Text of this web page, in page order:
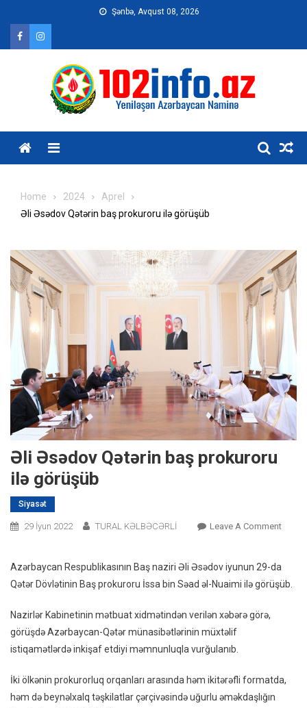
content
Şənbə, Avqust 08, 2026
Home 2024
Aprel
Əli Əsədov Qətərin baş prokuroru ilə görüşüb
Əli Əsədov Qətərin baş prokuroru
ilə görüşüb
Siyasət
29 İyun 2022 TURAL KƏLBƏCƏRLİ Leave A CommentOn
Baş
Azərbaycan Respublikasının Baş naziri Əli Əsədov iyunun 29-da
Qətər Dövlətinin Baş prokuroru İssa bin Səad əl-Nuaimi ilə görüşüb.
Nazirlər Kabinetinin mətbuat xidmətindən verilən xəbərə görə,
görüşdə Azərbaycan-Qətər münasibətlərinin müxtəlif
istiqamətlərdə inkişaf etdiyi məmnunluqla vurğulanıb.
İki ölkənin prokurorluq orqanları arasında həm ikitərəfli formatda,
həm də beynəlxalq təşkilatlar çərçivəsində uğurlu əməkdaşlığın